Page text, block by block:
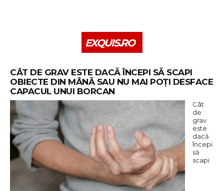
EXQUIS.RO
CÂT DE GRAV ESTE DACĂ ÎNCEPI SĂ SCAPI
OBIECTE DIN MÂNĂ SAU NU MAI POȚI DESFACE
CAPACUL UNUI BORCAN
Cât
de
grav
este
dacă
începi
să
scapi